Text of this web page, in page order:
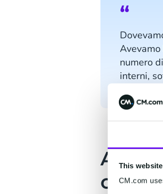
This
CM.com
numero
interni,